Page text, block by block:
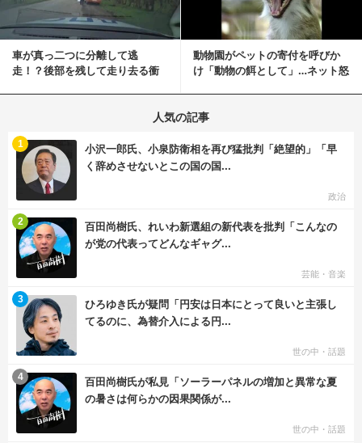
車が真っ二つに分離して逃
走！？後部を残して走り去る衝
動物園がペットの寄付を呼びか
け「動物の餌として」…ネット怒
人気の記事
小沢一郎氏、小泉防衛相を再び猛批判「絶望的」「早
く辞めさせないとこの国の国...
政治
1
百田尚樹氏、れいわ新選組の新代表を批判「こんなの
が党の代表ってどんなギャグ...
芸能・音楽
2
ひろゆき氏が疑問「円安は日本にとって良いと主張し
てるのに、為替介入による円...
世の中・話題
3
百田尚樹氏が私見「ソーラーパネルの増加と異常な夏
の暑さは何らかの因果関係が...
世の中・話題
4